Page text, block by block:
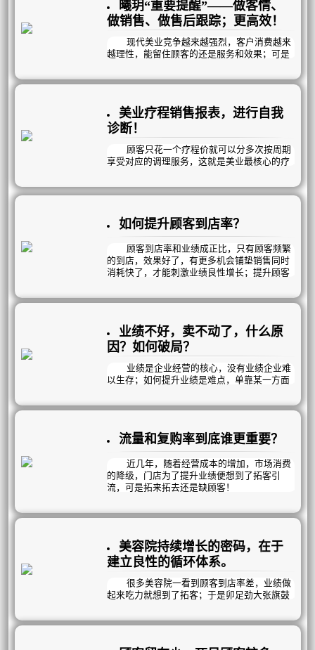
客的特定需求而逐渐被淘汰；“精准”被广泛运
用。
曦玥“重要提醒”——做客情、
做销售、做售后跟踪；更高效！
现代美业竞争越来越强烈，客户消费越来
越理性，能留住顾客的还是服务和效果；可是
就不能很好的跟踪到位。
踪；更轻松更高效！曦玥每天定时发送“待办事
项提醒”到员工手机，指引你的员工高效完成对
应工作！
美业疗程销售报表，进行自我
诊断！
顾客只花一个疗程价就可以分多次按周期
享受对应的调理服务，这就是美业最核心的疗
那么，在我们众多的疗程项目当中，哪些
是畅销疗程？哪些是滞销品？然而顾客的需求
客消费实力和我们对顾客需求的挖掘程度；顾
客项目叠加未设计，项目销售不及时，危机挖
掘不够，销售1次就放弃……等等；都直接影响
项目的普及情况及业绩达成情况。曦玥疗程报
表分4个方面，帮您一键诊断！
如何提升顾客到店率？
顾客到店率和业绩成正比，只有顾客频繁
的到店，效果好了，有更多机会铺垫销售同时
消耗快了，才能刺激业绩良性增长；提升顾客
1、细节决定成败，提升顾客服务细节，
好的服务体验才是留客的关键。
2、重视顾客满意度和消费体验感，只有
顾客满意了才会持续消费。
设计《顾客接待流程》，提升顾客消费体验
业绩；新客破冰，老客升单，死呆激活；提升
顾客到店率，保证疗效，降低销售压力！
业绩不好，卖不动了，什么原
因？如何破局？
业绩是企业经营的核心，没有业绩企业难
以生存；如何提升业绩是难点，单靠某一方面
让点利，业绩是一下子提升了，但是后面几个
来讲：流量和复购率到底谁更重要？
近几年，随着经营成本的增加，市场消费
的降级，门店为了提升业绩便想到了拓客引
流，可是拓来拓去还是缺顾客！
到底流量和复购率谁更重要？
美容院持续增长的密码，在于
建立良性的循环体系。
很多美容院一看到顾客到店率差，业绩做
起来吃力就想到了拓客；于是卯足劲大张旗鼓
但三个月后发现留下的顾客寥寥无几。